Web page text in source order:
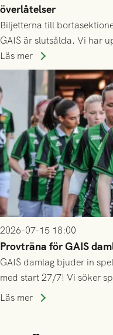
överlåtelser
Biljetterna till
GAIS är slutsålda. Vi har
ännu inte har någon biljett
inte själv överlåta din
Läs mer
2026-07-15 18:00
Provträna för GAIS
GAIS damlag bjuder in
med start 27/7! Vi söker
division 3-nivå.
Läs mer